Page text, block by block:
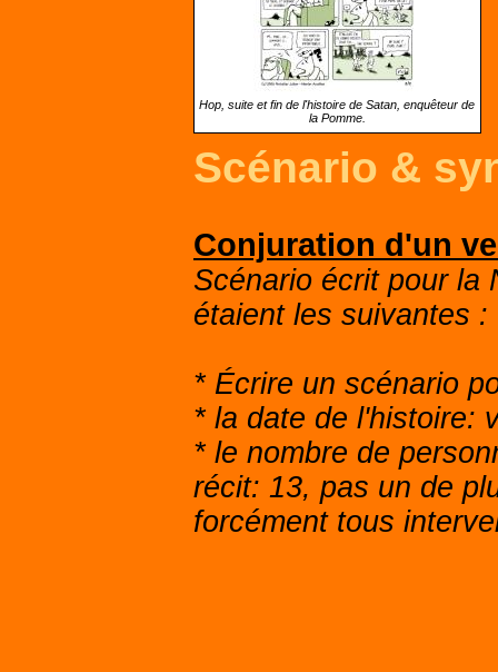
Hop, suite et fin de l'histoire de Satan, enquêteur de
la Pomme.
Scénario &
Conjuration d'un
Scénario écrit pour la
étaient les suivantes :
* Écrire un scénario
* la date de l'histoire:
* le nombre de
récit: 13, pas un de
forcément tous